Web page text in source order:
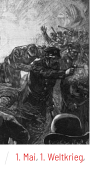
1. Mai,1. Weltkrieg,